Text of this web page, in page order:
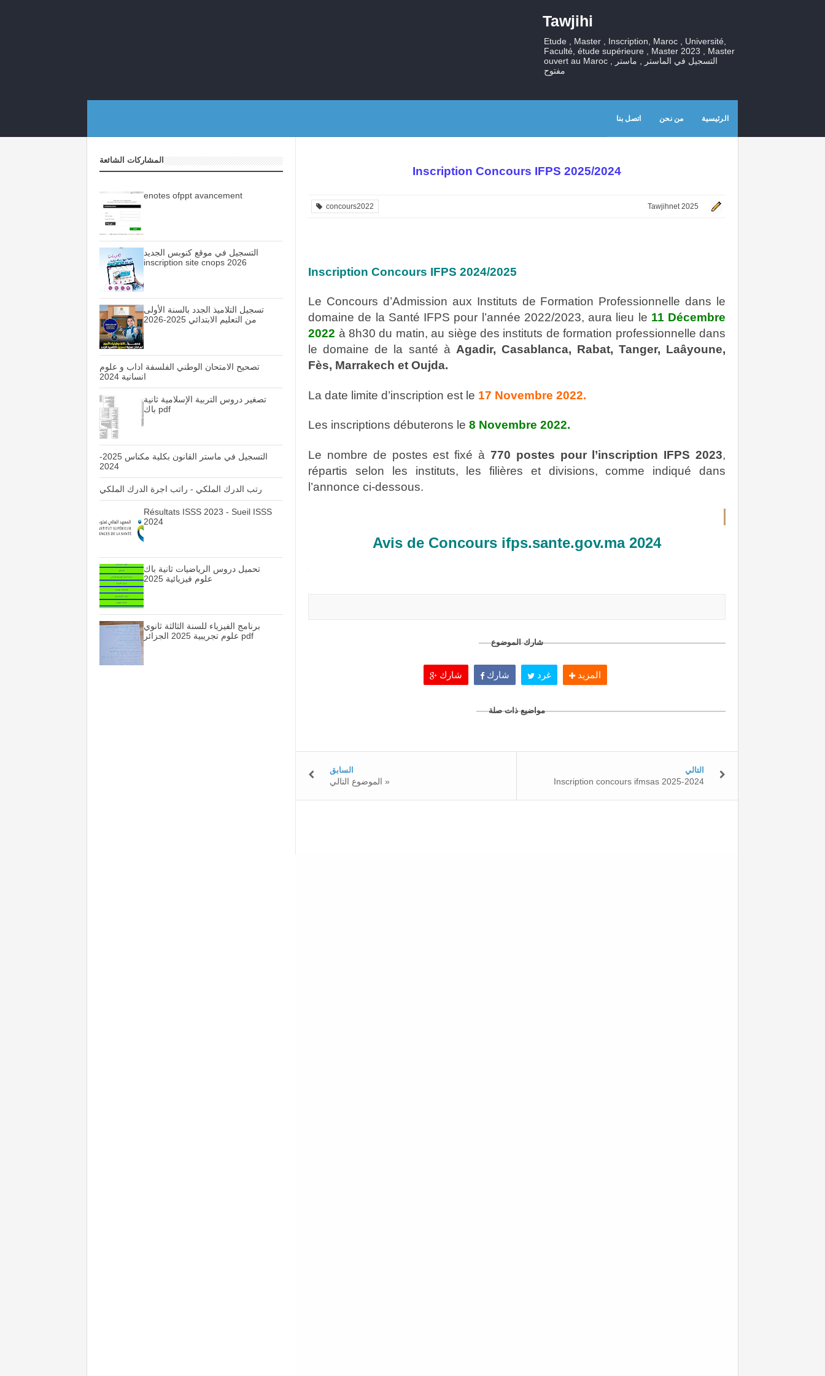
Tawjihi
Etude , Master , Inscription, Maroc , Université,
Faculté, étude supérieure , Master 2023 , Master
ouvert au Maroc , التسجيل في الماستر , ماستر
مفتوح
الرئيسية من نحن اتصل بنا
Inscription Concours IFPS 2025/2024
Tawjihnet 2025
concours2022
Inscription Concours IFPS 2024/2025
Le Concours d’Admission aux Instituts de Formation Professionnelle dans le
domaine de la Santé IFPS pour l’année 2022/2023, aura lieu le 11 Décembre
2022 à 8h30 du matin, au siège des instituts de formation professionnelle dans
le domaine de la santé à Agadir, Casablanca, Rabat, Tanger, Laâyoune,
Fès, Marrakech et Oujda.
La date limite d’inscription est le 17 Novembre 2022.
Les inscriptions débuterons le8 Novembre 2022.
Le nombre de postes est fixé à 770 postes pour l’inscription IFPS 2023,
répartis selon les instituts, les filières et divisions, comme indiqué dans
l’annonce ci-dessous.
Avis de Concours ifps.sante.gov.ma 2024
شارك الموضوع
شارك شارك غرد المزيد
مواضيع ذات صلة
التالي
Inscription concours ifmsas 2025-2024
السابق
الموضوع التالي »
المشاركات الشائعة
enotes ofppt avancement
التسجيل في موقع كنوبس الجديد
inscription site cnops 2026
تسجيل التلاميذ الجدد بالسنة الأولى
من التعليم الابتدائي 2025-2026
تصحيح الامتحان الوطني الفلسفة اداب و علوم
انسانية 2024
تصغير دروس التربية الإسلامية ثانية
باك pdf
التسجيل في ماستر القانون بكلية مكناس 2025-
2024
رتب الدرك الملكي - راتب اجرة الدرك الملكي
Résultats ISSS 2023 - Sueil ISSS
2024
تحميل دروس الرياضيات ثانية باك
علوم فيزيائية 2025
برنامج الفيزياء للسنة الثالثة ثانوي
علوم تجريبية 2025 الجزائر pdf